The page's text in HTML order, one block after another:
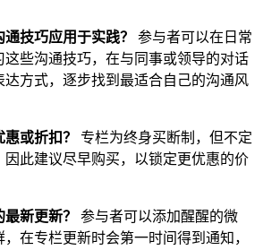
技巧应用于实践？
参与者可以在日常
这些沟通技巧，在与同事或领导的对话
达方式，逐步找到最适合自己的沟通风
或折扣？
专栏为终身买断制，但不定
因此建议尽早购买，以锁定更优惠的价
新更新？
参与者可以添加醒醒的微
在专栏更新时会第一时间得到通知，